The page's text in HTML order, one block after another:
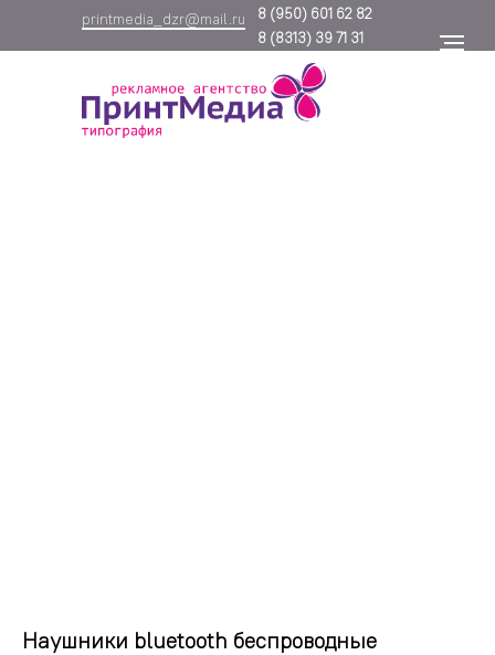
8 (950) 601 62 82
printmedia_dzr@mail.ru
8 (8313) 39 71 31
Наушники bluetooth беспроводные